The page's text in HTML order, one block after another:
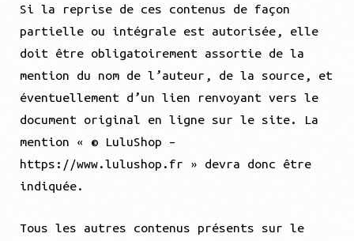
Si la reprise de ces contenus de façon
partielle ou intégrale est autorisée, elle
doit être obligatoirement assortie de la
mention du nom de l’auteur, de la source, et
éventuellement d’un lien renvoyant vers le
document original en ligne sur le site. La
mention « © LuluShop –
https://www.lulushop.fr » devra donc être
indiquée.
Tous les autres contenus présents sur le